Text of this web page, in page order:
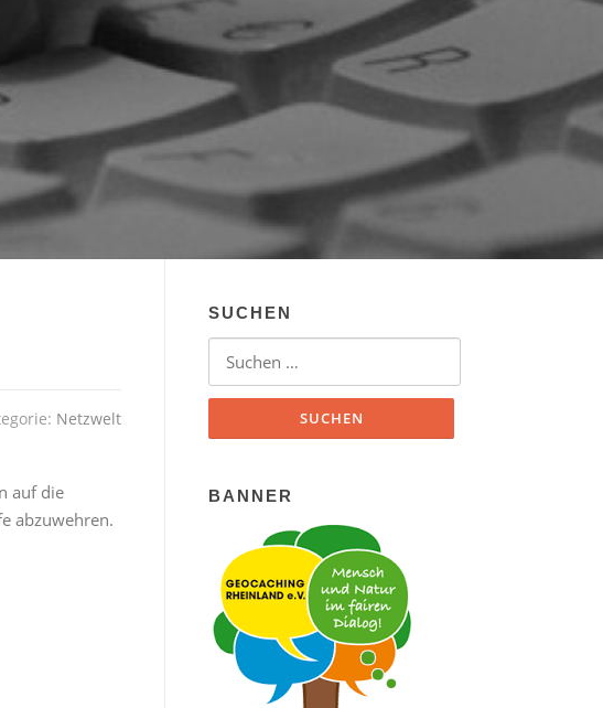
Netzwelt
auf die
abzuwehren.
SUCHEN
Suchen nach:
BANNER